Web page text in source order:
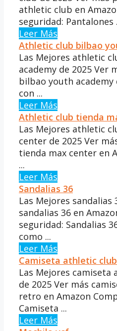
athletic club en
seguridad: Pantalones
Leer Más
Athletic club bilbao
Las Mejores athletic
academy de 2025 Ver
bilbao youth academy
con ...
Leer Más
Athletic club tienda
Las Mejores athletic
center de 2025 Ver
tienda max center en
...
Leer Más
Sandalias 36
Las Mejores sandalias
sandalias 36 en
seguridad: Sandalias
como ...
Leer Más
Camiseta athletic
Las Mejores
de 2025 Ver más
retro en Amazon
Camiseta ...
Leer Más